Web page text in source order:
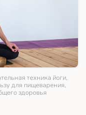
техника йоги,
для пищеварения,
здоровья